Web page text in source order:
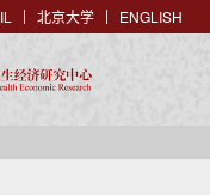
北京大学 ENGLISH